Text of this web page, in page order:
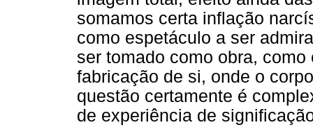
somamos certa inflação
como espetáculo a ser
ser tomado como obra,
fabricação de si, onde o
questão certamente é
de experiência de